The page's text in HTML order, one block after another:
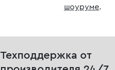
шоуруме.
Техподдержка от